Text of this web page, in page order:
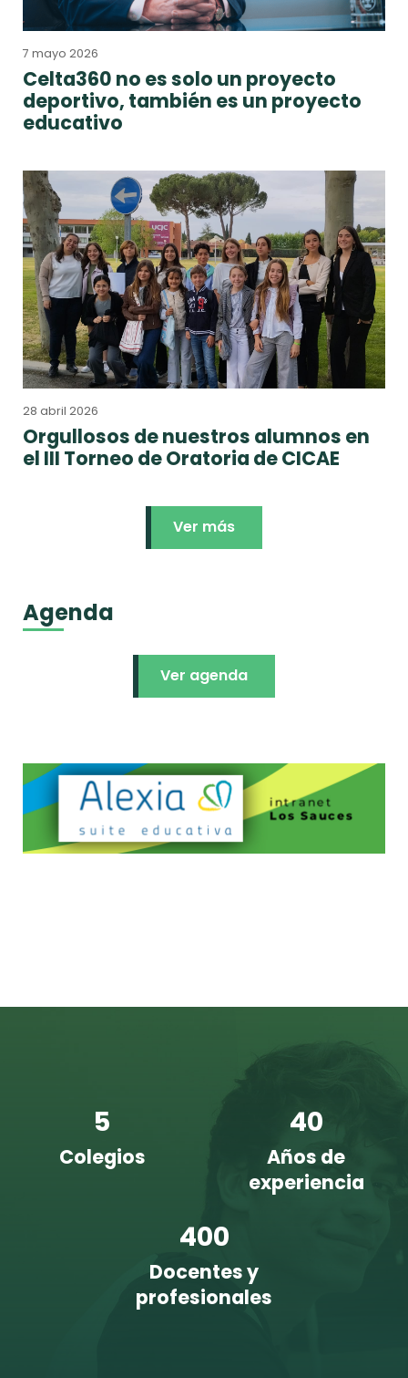
7 mayo 2026
Celta360 no es solo un proyecto
deportivo, también es un proyecto
educativo
28 abril 2026
Orgullosos de nuestros alumnos en
el III Torneo de Oratoria de CICAE
Ver más
Agenda
Ver agenda
5
Colegios
40
Años de
experiencia
400
Docentes y
profesionales